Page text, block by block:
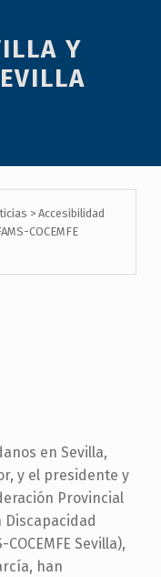
Y
>Accesibilidad
COCEMFE
en Sevilla,
y el presidente y
Provincial
Discapacidad
Sevilla),
han